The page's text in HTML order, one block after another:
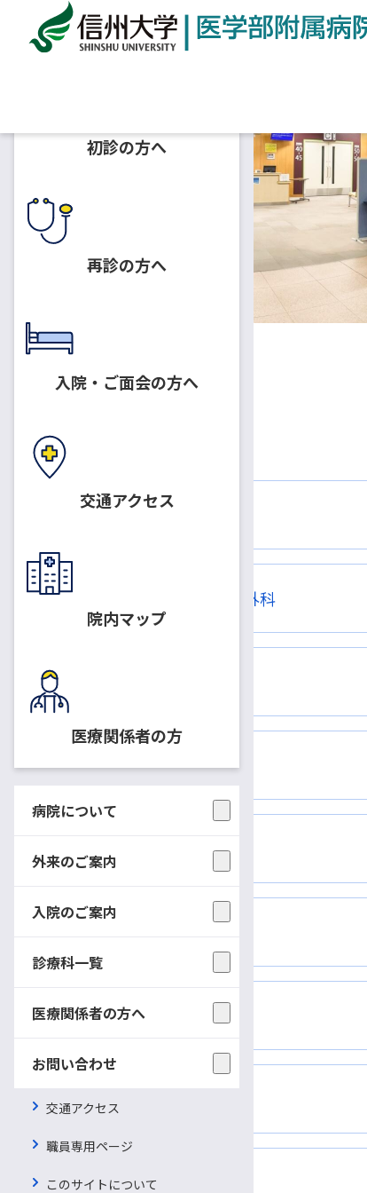
ホーム 診療科一覧 外来診療スケジュール
一般
口唇裂、あざ、 小児形成外科
眼瞼下垂症
再建外科（頭頸部）
再建外科（乳房）
リンパ浮腫
初診の方へ
再診の方へ
入院・ご面会の方へ
交通アクセス
院内マップ
医療関係者の方
病院について
外来のご案内
入院のご案内
診療科一覧
医療関係者の方へ
お問い合わせ
交通アクセス
職員専用ページ
このサイトについて